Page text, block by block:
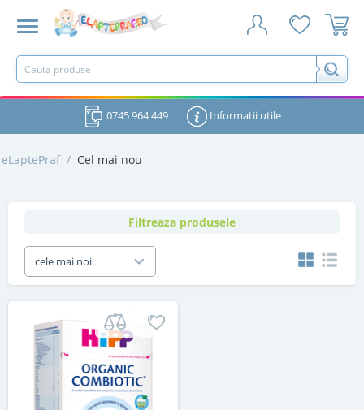
0745 964 449 Informatii utile
eLaptePraf / Cel mai nou
Filtreaza produsele
cele mai noi